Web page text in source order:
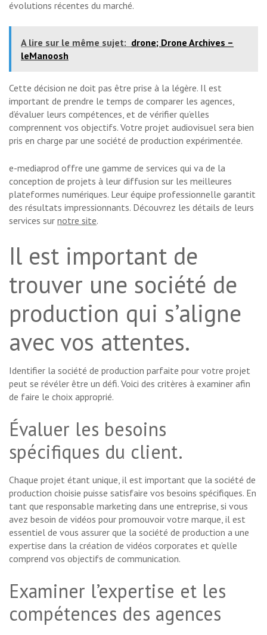
évolutions récentes du marché.
A lire sur le même sujet: drone; Drone Archives –
leManoosh
Cette décision ne doit pas être prise à la légère. Il est
important de prendre le temps de comparer les agences,
d’évaluer leurs compétences, et de vérifier qu’elles
comprennent vos objectifs. Votre projet audiovisuel sera bien
pris en charge par une société de production expérimentée.
e-mediaprod offre une gamme de services qui va de la
conception de projets à leur diffusion sur les meilleures
plateformes numériques. Leur équipe professionnelle garantit
des résultats impressionnants. Découvrez les détails de leurs
services sur notre site.
Il est important de
trouver une société de
production qui s’aligne
avec vos attentes.
Identifier la société de production parfaite pour votre projet
peut se révéler être un défi. Voici des critères à examiner afin
de faire le choix approprié.
Évaluer les besoins
spécifiques du client.
Chaque projet étant unique, il est important que la société de
production choisie puisse satisfaire vos besoins spécifiques. En
tant que responsable marketing dans une entreprise, si vous
avez besoin de vidéos pour promouvoir votre marque, il est
essentiel de vous assurer que la société de production a une
expertise dans la création de vidéos corporates et qu’elle
comprend vos objectifs de communication.
Examiner l’expertise et les
compétences des agences